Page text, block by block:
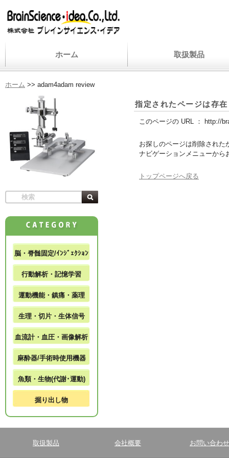
ホーム 取扱製品
ホーム >> adam4adam review
指定されたページは存
このページの URL ： http://
お探しのページは削除された
ナビゲーションメニューから
トップページへ戻る
脳・脊髄固定/ｲﾝｼﾞｪｸｼｮﾝ
行動解析・記憶学習
運動機能・鎮痛・薬理
生理・切片・生体信号
血流計・血圧・画像解析
麻酔器/手術時使用機器
魚類・生物(代謝･運動)
掘り出し物
取扱製品 会社概要 お問い合わせ